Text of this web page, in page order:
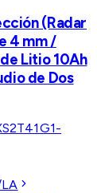
(Radar
4 mm /
Litio 10Ah
de Dos